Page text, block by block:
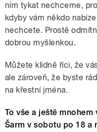
ním tykat nechceme,
kdyby vám někdo
nechcete. Prostě
dobrou myšlenkou.
Můžete klidně říci, že
ale zároveň, že byste
na křestní jména.
To vše a ještě
Šarm v sobotu po 18 a